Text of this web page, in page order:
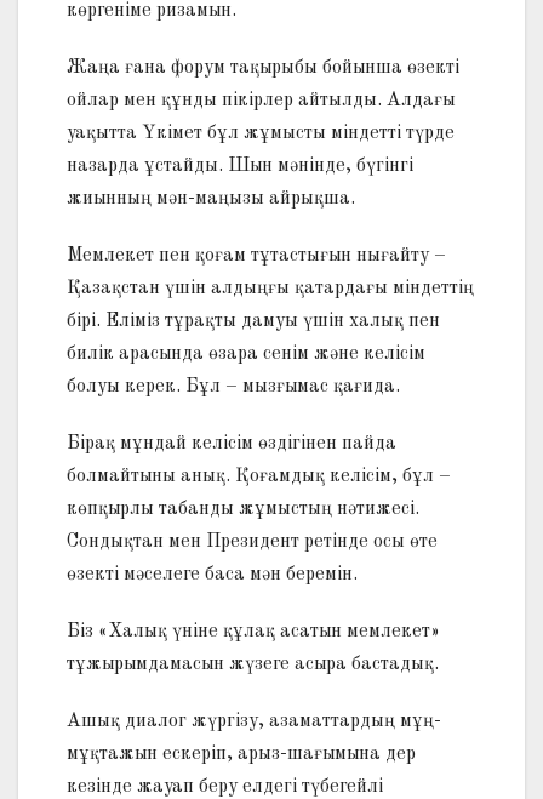
көргеніме ризамын.
Жаңа ғана форум тақырыбы бойынша өзекті
ойлар мен құнды пікірлер айтылды. Алдағы
уақытта Үкімет бұл жұмысты міндетті түрде
назарда ұстайды. Шын мәнінде, бүгінгі
жиынның мән-маңызы айрықша.
Мемлекет пен қоғам тұтастығын нығайту –
Қазақстан үшін алдыңғы қатардағы міндеттің
бірі. Еліміз тұрақты дамуы үшін халық пен
билік арасында өзара сенім және келісім
болуы керек. Бұл – мызғымас қағида.
Бірақ мұндай келісім өздігінен пайда
болмайтыны анық. Қоғамдық келісім, бұл –
көпқырлы табанды жұмыстың нәтижесі.
Сондықтан мен Президент ретінде осы өте
өзекті мәселеге баса мән беремін.
Біз «Халық үніне құлақ асатын мемлекет»
тұжырымдамасын жүзеге асыра бастадық.
Ашық диалог жүргізу, азаматтардың мұң-
мұқтажын ескеріп, арыз-шағымына дер
кезінде жауап беру елдегі түбегейлі